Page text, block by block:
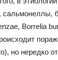
сальмонеллы,
Borrelia
но нередко